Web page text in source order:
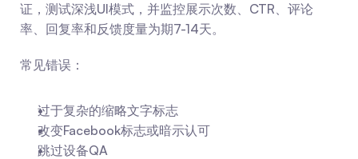
证，测试深浅UI模式，并监控展示次数、CTR、评论
率、回复率和反馈度量为期7-14天。
常见错误：
过于复杂的缩略文字标志
改变Facebook标志或暗示认可
跳过设备QA